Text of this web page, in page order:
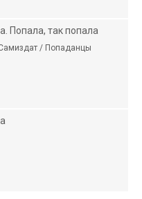
Попала, так попала
/ Попаданцы